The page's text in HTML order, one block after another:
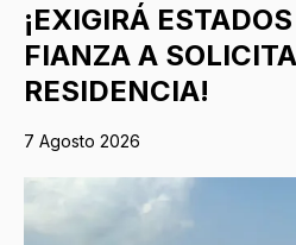
¡EXIGIRÁ
FIANZA A
RESIDENCIA!
7 Agosto 2026